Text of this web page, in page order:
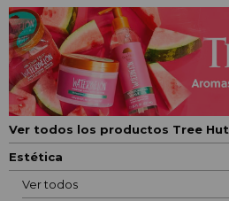
Ver todos los productos Tree Hut
Estética
Ver todos